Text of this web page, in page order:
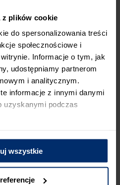
z plików cookie
do spersonalizowania treści
społecznościowe i
Informacje o tym, jak
udostępniamy partnerom
i analitycznym.
informacje z innymi danymi
uzyskanymi podczas
wszystkie
ZGŁOŚ BŁĄD
POLECAMY:
ZUŻYCIA
potrzebujesz,